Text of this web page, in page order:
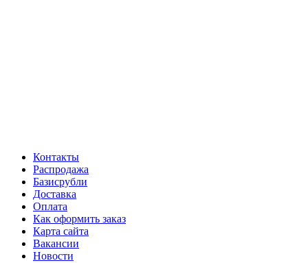
Контакты
Распродажа
Базисрубли
Доставка
Оплата
Как оформить заказ
Карта сайта
Вакансии
Новости